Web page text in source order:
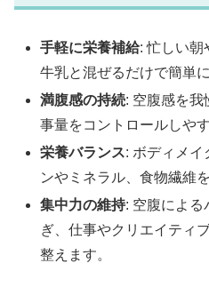
手軽に栄養補給: 忙しい朝
牛乳と混ぜるだけで簡単
満腹感の持続: 空腹感を我
事量をコントロールしや
栄養バランス: ボディメイ
ンやミネラル、食物繊維
集中力の維持: 空腹による
ぎ、仕事やクリエイティ
整えます。